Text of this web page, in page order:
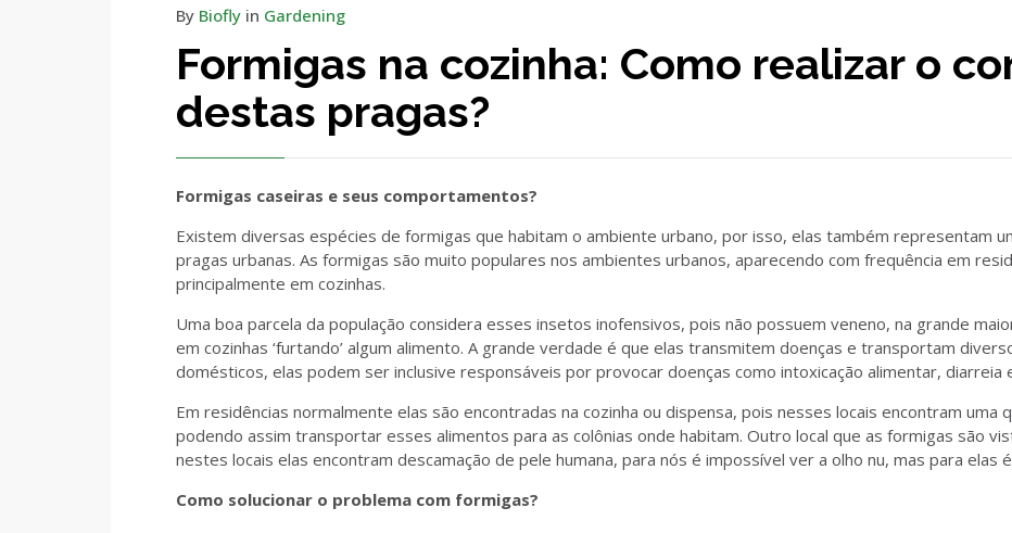
By Biofly in Gardening
Formigas na cozinha: Como realizar o
destas pragas?
Formigas caseiras e seus comportamentos?
Existem diversas espécies de formigas que habitam o ambiente urbano, por isso, elas também representam
pragas urbanas. As formigas são muito populares nos ambientes urbanos, aparecendo com frequência em
principalmente em cozinhas.
Uma boa parcela da população considera esses insetos inofensivos, pois não possuem veneno, na grande
em cozinhas ‘furtando’ algum alimento. A grande verdade é que elas transmitem doenças e transportam
domésticos, elas podem ser inclusive responsáveis por provocar doenças como intoxicação alimentar, diarreia
Em residências normalmente elas são encontradas na cozinha ou dispensa, pois nesses locais encontram uma
podendo assim transportar esses alimentos para as colônias onde habitam. Outro local que as formigas são
nestes locais elas encontram descamação de pele humana, para nós é impossível ver a olho nu, mas para elas
Como solucionar o problema com formigas?